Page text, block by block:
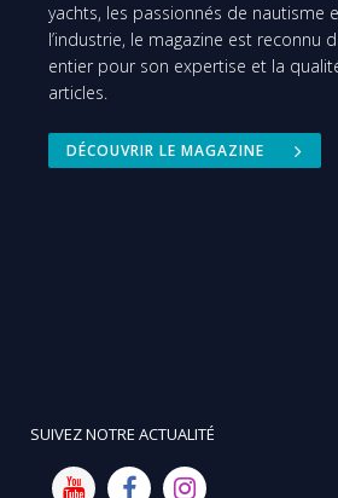
yachts, les passionnés de nautisme
l’industrie, le magazine est reconnu
entier pour son expertise et la
articles.
DÉCOUVRIR LE MAGAZINE
SUIVEZ NOTRE ACTUALITÉ